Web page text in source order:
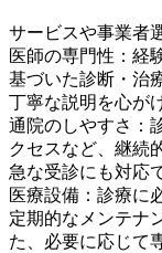
サービスや事業者
医師の専門性：経
基づいた診断・治
丁寧な説明を心が
通院のしやすさ：
クセスなど、継続
急な受診にも対応
医療設備：診療に
定期的なメンテナ
た、必要に応じて